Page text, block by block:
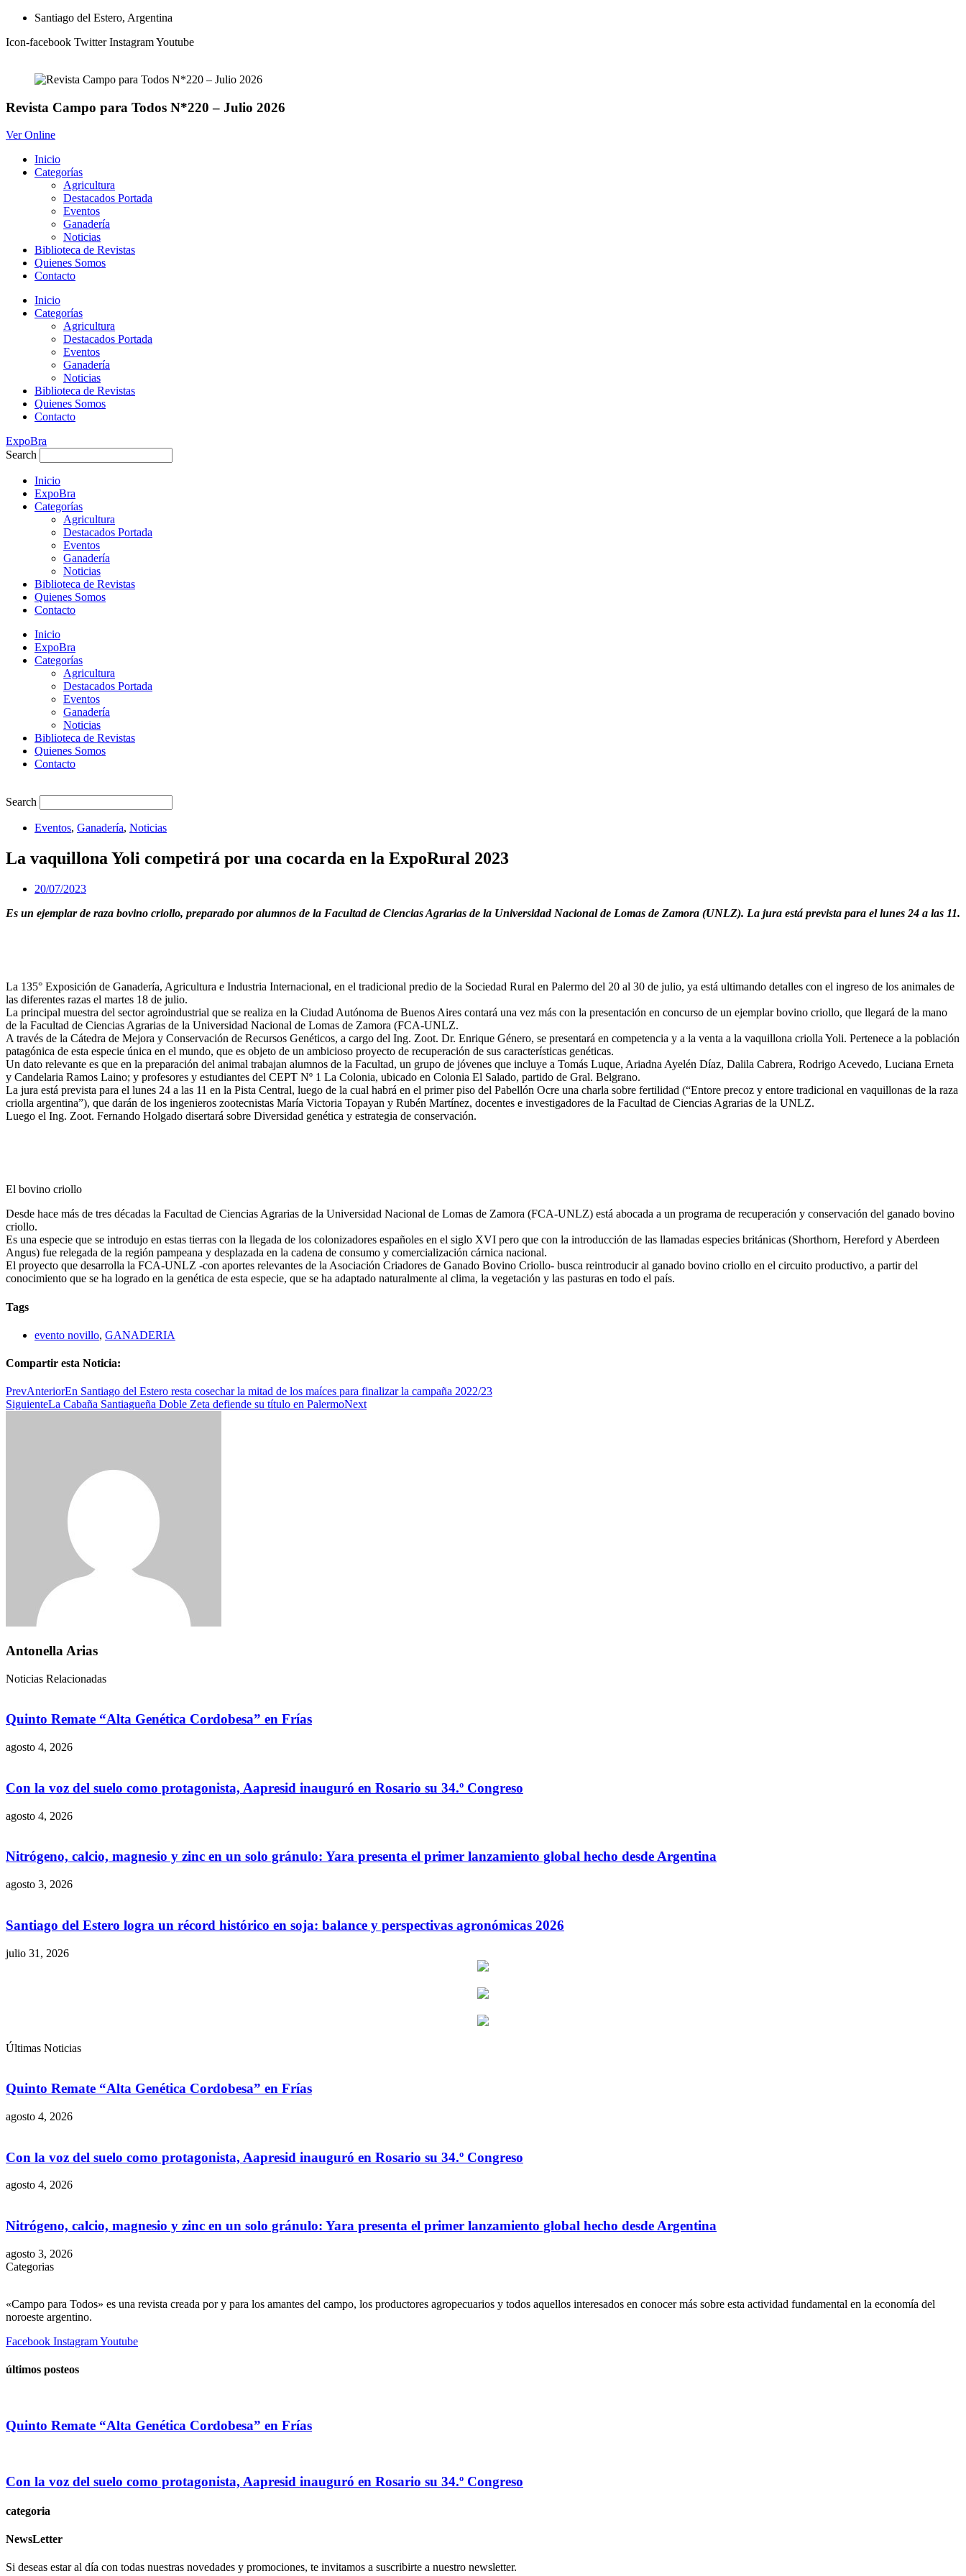
contenido
Santiago del Estero, Argentina
Icon-facebook Twitter InstagramYoutube
Revista Campo para Todos N*220 – Julio 2026
Ver Online
Inicio
Categorías
Agricultura
Destacados Portada
Eventos
Ganadería
Noticias
Biblioteca de Revistas
Quienes Somos
Contacto
Inicio
Categorías
Agricultura
Destacados Portada
Eventos
Ganadería
Noticias
Biblioteca de Revistas
Quienes Somos
Contacto
ExpoBra
Search
Inicio
ExpoBra
Categorías
Agricultura
Destacados Portada
Eventos
Ganadería
Noticias
Biblioteca de Revistas
Quienes Somos
Contacto
Inicio
ExpoBra
Categorías
Agricultura
Destacados Portada
Eventos
Ganadería
Noticias
Biblioteca de Revistas
Quienes Somos
Contacto
Search
Eventos, Ganadería, Noticias
La vaquillona Yoli competirá por una cocarda en la ExpoRural 2023
20/07/2023
Es un ejemplar de raza bovino criollo, preparado por alumnos de la Facultad de Ciencias Agrarias de la Universidad Nacional de Lomas de Zamora (UNLZ). La jura está prevista para el lunes 24 a las 11.
La 135° Exposición de Ganadería, Agricultura e Industria Internacional, en el tradicional predio de la Sociedad Rural en Palermo del 20 al 30 de julio, ya está ultimando detalles con el ingreso de los animales de
las diferentes razas el martes 18 de julio.
La principal muestra del sector agroindustrial que se realiza en la Ciudad Autónoma de Buenos Aires contará una vez más con la presentación en concurso de un ejemplar bovino criollo, que llegará de la mano
de la Facultad de Ciencias Agrarias de la Universidad Nacional de Lomas de Zamora (FCA-UNLZ.
A través de la Cátedra de Mejora y Conservación de Recursos Genéticos, a cargo del Ing. Zoot. Dr. Enrique Género, se presentará en competencia y a la venta a la vaquillona criolla Yoli. Pertenece a la población
patagónica de esta especie única en el mundo, que es objeto de un ambicioso proyecto de recuperación de sus características genéticas.
Un dato relevante es que en la preparación del animal trabajan alumnos de la Facultad, un grupo de jóvenes que incluye a Tomás Luque, Ariadna Ayelén Díaz, Dalila Cabrera, Rodrigo Acevedo, Luciana Erneta
y Candelaria Ramos Laino; y profesores y estudiantes del CEPT Nº 1 La Colonia, ubicado en Colonia El Salado, partido de Gral. Belgrano.
La jura está prevista para el lunes 24 a las 11 en la Pista Central, luego de la cual habrá en el primer piso del Pabellón Ocre una charla sobre fertilidad (“Entore precoz y entore tradicional en vaquillonas de la raza
criolla argentina”), que darán de los ingenieros zootecnistas María Victoria Topayan y Rubén Martínez, docentes e investigadores de la Facultad de Ciencias Agrarias de la UNLZ.
Luego el Ing. Zoot. Fernando Holgado disertará sobre Diversidad genética y estrategia de conservación.
El bovino criollo
Desde hace más de tres décadas la Facultad de Ciencias Agrarias de la Universidad Nacional de Lomas de Zamora (FCA-UNLZ) está abocada a un programa de recuperación y conservación del ganado bovino
criollo.
Es una especie que se introdujo en estas tierras con la llegada de los colonizadores españoles en el siglo XVI pero que con la introducción de las llamadas especies británicas (Shorthorn, Hereford y Aberdeen
Angus) fue relegada de la región pampeana y desplazada en la cadena de consumo y comercialización cárnica nacional.
El proyecto que desarrolla la FCA-UNLZ -con aportes relevantes de la Asociación Criadores de Ganado Bovino Criollo- busca reintroducir al ganado bovino criollo en el circuito productivo, a partir del
conocimiento que se ha logrado en la genética de esta especie, que se ha adaptado naturalmente al clima, la vegetación y las pasturas en todo el país.
Tags
evento novillo, GANADERIA
Compartir esta Noticia:
PrevAnteriorEn Santiago del Estero resta cosechar la mitad de los maíces para finalizar la campaña 2022/23
SiguienteLa Cabaña Santiagueña Doble Zeta defiende su título en PalermoNext
Antonella Arias
Noticias Relacionadas
Quinto Remate “Alta Genética Cordobesa” en Frías
agosto 4, 2026
Con la voz del suelo como protagonista, Aapresid inauguró en Rosario su 34.º Congreso
agosto 4, 2026
Nitrógeno, calcio, magnesio y zinc en un solo gránulo: Yara presenta el primer lanzamiento global hecho desde Argentina
agosto 3, 2026
Santiago del Estero logra un récord histórico en soja: balance y perspectivas agronómicas 2026
julio 31, 2026
Últimas Noticias
Quinto Remate “Alta Genética Cordobesa” en Frías
agosto 4, 2026
Con la voz del suelo como protagonista, Aapresid inauguró en Rosario su 34.º Congreso
agosto 4, 2026
Nitrógeno, calcio, magnesio y zinc en un solo gránulo: Yara presenta el primer lanzamiento global hecho desde Argentina
agosto 3, 2026
Categorias
«Campo para Todos» es una revista creada por y para los amantes del campo, los productores agropecuarios y todos aquellos interesados en conocer más sobre esta actividad fundamental en la economía del
noroeste argentino.
Facebook InstagramYoutube
últimos posteos
Quinto Remate “Alta Genética Cordobesa” en Frías
Con la voz del suelo como protagonista, Aapresid inauguró en Rosario su 34.º Congreso
categoria
NewsLetter
Si deseas estar al día con todas nuestras novedades y promociones, te invitamos a suscribirte a nuestro newsletter.